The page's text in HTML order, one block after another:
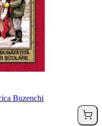
Buzenchi